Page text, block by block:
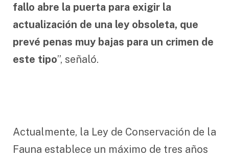
fallo abre la puerta para exigir la
actualización de una ley obsoleta, que
prevé penas muy bajas para un crimen de
este tipo”, señaló.
Actualmente, la Ley de Conservación de la
Fauna establece un máximo de tres años